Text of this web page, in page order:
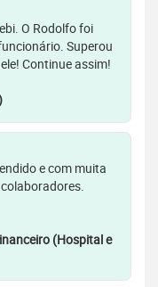
O Rodolfo foi
Superou
Continue assim!
e com muita
(Hospital e